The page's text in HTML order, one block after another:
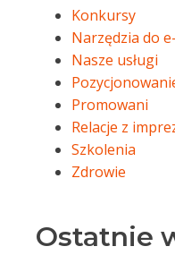
Konkursy
Narzędzia do
Nasze usługi
Promowani
Relacje z
Szkolenia
Zdrowie
Ostatnie